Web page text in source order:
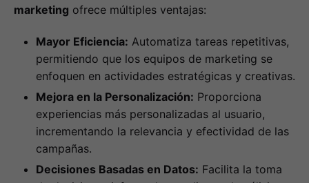
marketing ofrece múltiples ventajas:
Mayor Eficiencia: Automatiza tareas repetitivas,
permitiendo que los equipos de marketing se
enfoquen en actividades estratégicas y creativas.
Mejora en la Personalización: Proporciona
experiencias más personalizadas al usuario,
incrementando la relevancia y efectividad de las
campañas.
Decisiones Basadas en Datos: Facilita la toma